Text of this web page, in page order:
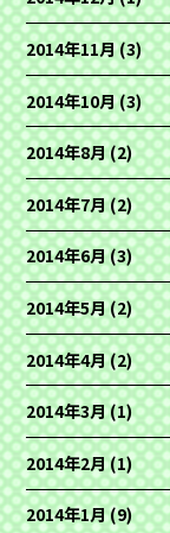
2014年11月(3)
2014年10月(3)
2014年8月(2)
2014年7月(2)
2014年6月(3)
2014年5月(2)
2014年4月(2)
2014年3月(1)
2014年2月(1)
2014年1月(9)